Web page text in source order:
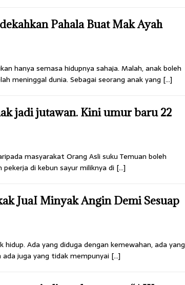
Pahala Buat Mak Ayah
hanya semasa hidupnya sahaja. Malah, anak boleh
meninggal dunia. Sebagai seorang anak yang […]
jadi jutawan. Kini umur baru 22
masyarakat Orang Asli suku Temuan boleh
di kebun sayur miliknya di […]
JuaI Minyak Angin Demi Sesuap
Ada yang diduga dengan kemewahan, ada yang
juga yang tidak mempunyai […]